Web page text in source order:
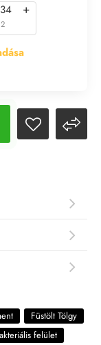
+
2
Füstölt Tölgy
felület